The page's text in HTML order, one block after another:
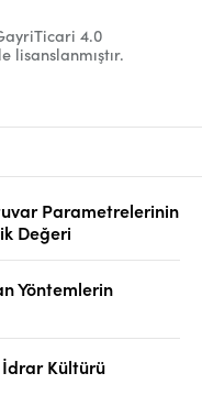
Parametrelerinin
Değeri
Yöntemlerin
Kültürü
4.0
lisanslanmıştır.